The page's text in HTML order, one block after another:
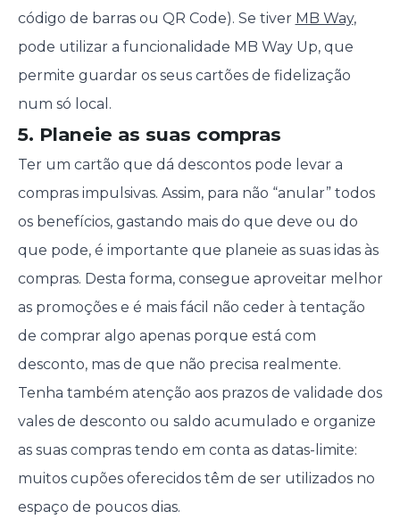
código de barras ou QR Code). Se tiver MB Way,
pode utilizar a funcionalidade MB Way Up, que
permite guardar os seus cartões de fidelização
num só local.
5. Planeie as suas compras
Ter um cartão que dá descontos pode levar a
compras impulsivas. Assim, para não “anular” todos
os benefícios, gastando mais do que deve ou do
que pode, é importante que planeie as suas idas às
compras. Desta forma, consegue aproveitar melhor
as promoções e é mais fácil não ceder à tentação
de comprar algo apenas porque está com
desconto, mas de que não precisa realmente.
Tenha também atenção aos prazos de validade dos
vales de desconto ou saldo acumulado e organize
as suas compras tendo em conta as datas-limite:
muitos cupões oferecidos têm de ser utilizados no
espaço de poucos dias.